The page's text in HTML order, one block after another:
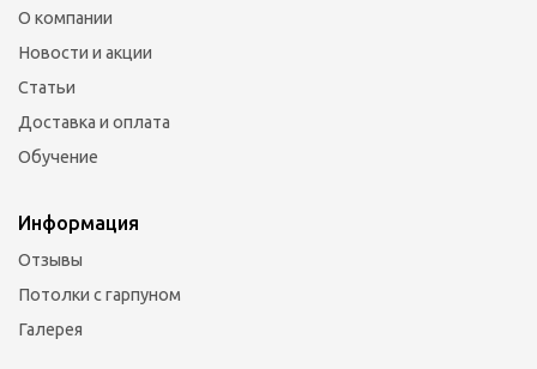
О компании
Новости и акции
Статьи
Доставка и оплата
Обучение
Информация
Отзывы
Потолки с гарпуном
Галерея